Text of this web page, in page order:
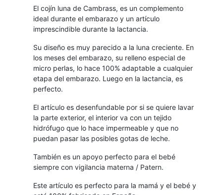
El cojín luna de Cambrass, es un complemento
ideal durante el embarazo y un artículo
imprescindible durante la lactancia.
Su diseño es muy parecido a la luna creciente. En
los meses del embarazo, su relleno especial de
micro perlas, lo hace 100% adaptable a cualquier
etapa del embarazo. Luego en la lactancia, es
perfecto.
El artículo es desenfundable por si se quiere lavar
la parte exterior, el interior va con un tejido
hidrófugo que lo hace impermeable y que no
puedan pasar las posibles gotas de leche.
También es un apoyo perfecto para el bebé
siempre con vigilancia materna / Patern.
Este artículo es perfecto para la mamá y el bebé y